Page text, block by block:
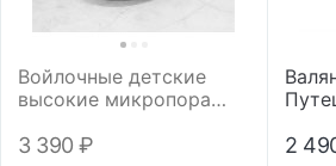
Войлочные детские
высокие микропора
3 390 ₽ 2